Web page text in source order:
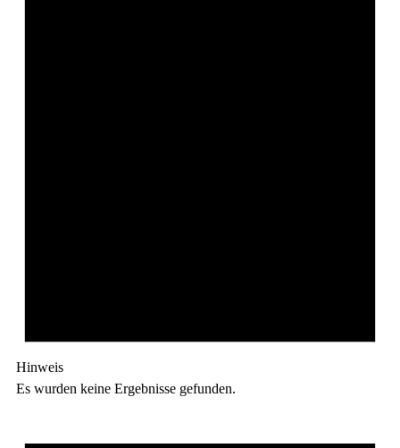
Hinweis
Es wurden keine Ergebnisse gefunden.